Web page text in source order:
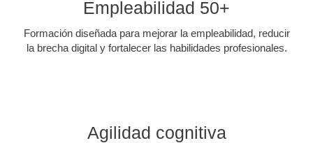
Empleabilidad 50+
Formación diseñada para mejorar la empleabilidad, reducir
la brecha digital y fortalecer las habilidades profesionales.
Agilidad cognitiva